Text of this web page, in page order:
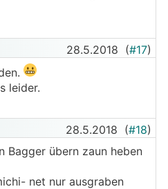
28.5.2018 (#17)
leider.
28.5.2018 (#18)
Bagger übern zaun heben
net nur ausgraben